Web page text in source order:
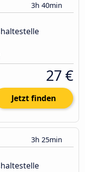
3h 40min
27 €
Jetzt finden
3h 25min